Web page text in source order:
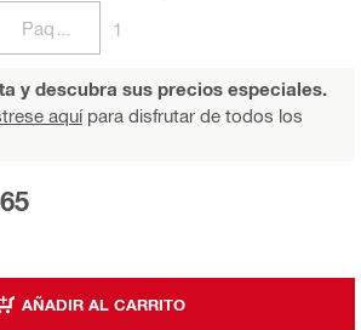
1
y descubra sus precios especiales.
aquípara disfrutar de todos los
AÑADIR AL CARRITO